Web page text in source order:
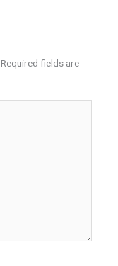
Required fields are